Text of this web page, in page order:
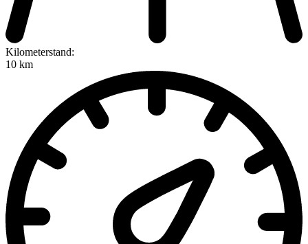
Kilometerstand:
10 km